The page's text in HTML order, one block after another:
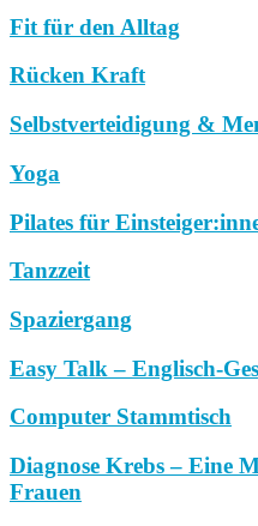
Fit für den Alltag
Rücken Kraft
Selbstverteidigung &
Yoga
Pilates für
Tanzzeit
Spaziergang
Easy Talk – Englisch-
Computer Stammtisch
Diagnose Krebs – Eine
Frauen